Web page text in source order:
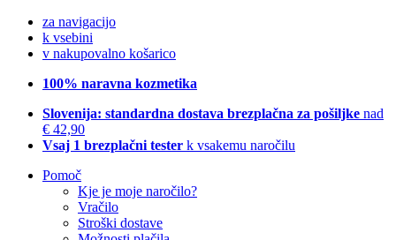
za navigacijo
k vsebini
v nakupovalno košarico
100% naravna kozmetika
Slovenija: standardna dostava brezplačna za pošiljke nad
€ 42,90
Vsaj 1 brezplačni tester k vsakemu naročilu
Pomoč
Kje je moje naročilo?
Vračilo
Stroški dostave